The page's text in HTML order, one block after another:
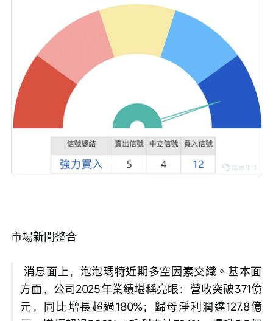
市場新聞整合
方面，公司2025年業績堪稱亮眼：營收突破371億
元，同比增長超過180%；歸母淨利潤達127.8億